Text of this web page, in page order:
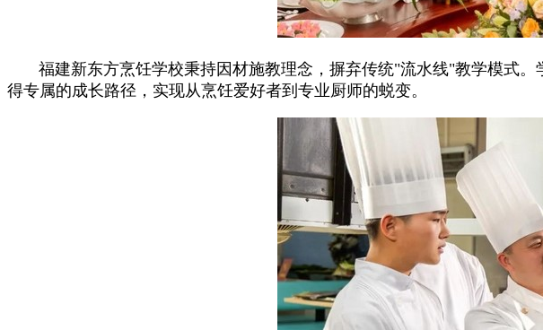
福建新东方烹饪学校秉持因材施教理念，摒弃传统"流水线"教学模式
得专属的成长路径，实现从烹饪爱好者到专业厨师的蜕变。